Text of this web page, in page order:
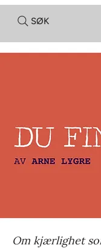
SØK
Om kjærlighet